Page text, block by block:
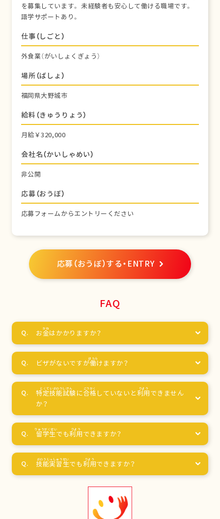
を募集しています。 未経験者も安心して働ける職場です。
語学サポートあり。
仕事（しごと）
外食業（がいしょくぎょう）
場所（ばしょ）
福岡県大野城市
給料（きゅうりょう）
月給￥320,000
会社名（かいしゃめい）
非公開
応募（おうぼ）
応募フォームからエントリーください
応募（おうぼ）する・ENTRY
FAQ
お金はかかりますか？
ビザがないですが働けますか？
特定技能試験に合格 していないと利用 できません
か？
留学生でも利用 できますか？
技能実習生でも利用できますか？